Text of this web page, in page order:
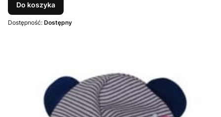
Do koszyka
Dostępność: Dostępny